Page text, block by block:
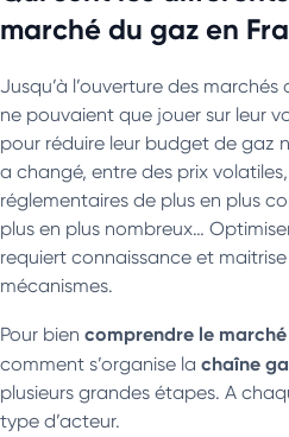
marché du gaz en
Jusqu’à l’ouverture des marchés
ne pouvaient que jouer sur leur
pour réduire leur budget de gaz
a changé, entre des prix
réglementaires de plus en plus
plus en plus nombreux…
requiert connaissance et
mécanismes.
Pour bien comprendre le
comment s’organise la chaîne
plusieurs grandes étapes. A
type d’acteur.